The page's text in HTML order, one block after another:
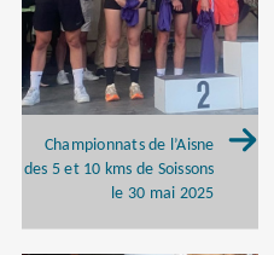
Championnats de l’Aisne
des 5 et 10 kms de Soissons
le 30 mai 2025